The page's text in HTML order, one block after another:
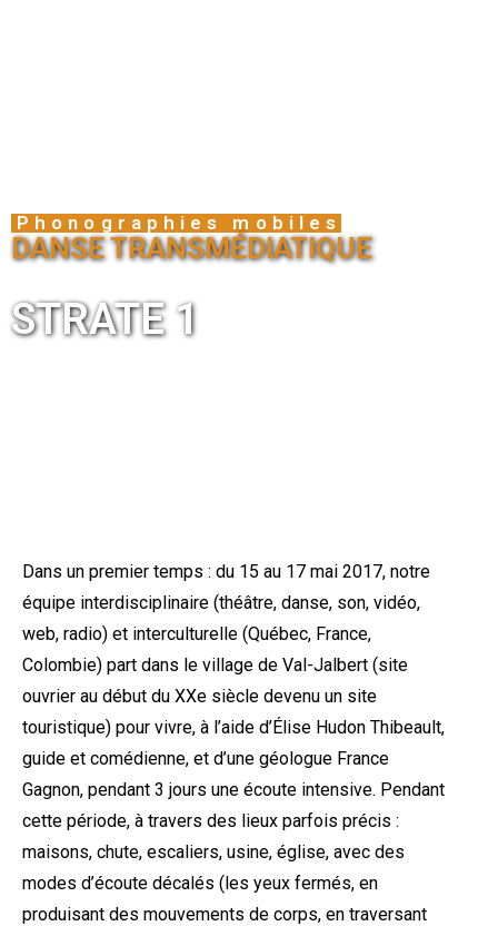
Phonographies mobiles
DANSE TRANSMÉDIATIQUE
STRATE 1
Dans un premier temps : du 15 au 17 mai 2017, notre
équipe interdisciplinaire (théâtre, danse, son, vidéo,
web, radio) et interculturelle (Québec, France,
Colombie) part dans le village de Val-Jalbert (site
ouvrier au début du XXe siècle devenu un site
touristique) pour vivre, à l’aide d’Élise Hudon Thibeault,
guide et comédienne, et d’une géologue France
Gagnon, pendant 3 jours une écoute intensive. Pendant
cette période, à travers des lieux parfois précis :
maisons, chute, escaliers, usine, église, avec des
modes d’écoute décalés (les yeux fermés, en
produisant des mouvements de corps, en traversant